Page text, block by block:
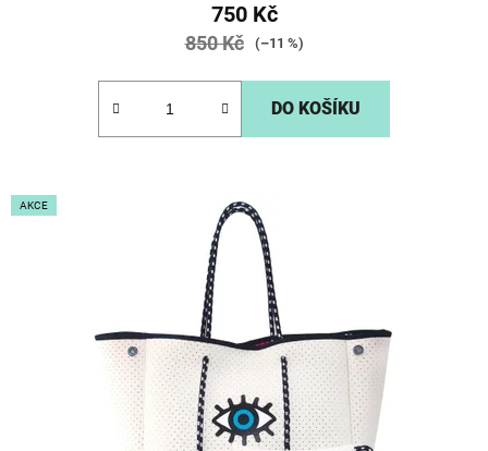
750 Kč
850 Kč (–11 %)
DO KOŠÍKU
AKCE